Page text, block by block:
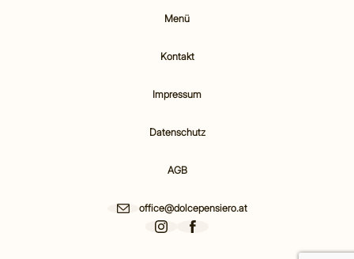
Menü
Kontakt
Impressum
Datenschutz
AGB
office@dolcepensiero.at